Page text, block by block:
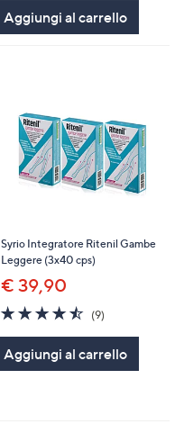
Stars
Aggiungi al carrello
Syrio Integratore Ritenil Gambe
Leggere (3x40 cps)
€ 39,90
4.4
of
Stars
(9)9
Aggiungi al carrello